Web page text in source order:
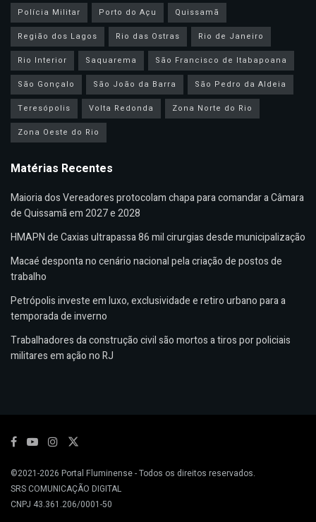
Polícia Militar
Porto do Açu
Quissamã
Região dos Lagos
Rio das Ostras
Rio de Janeiro
Rio Interior
Saquarema
São Francisco de Itabapoana
São Gonçalo
São João da Barra
São Pedro da Aldeia
Teresópolis
Volta Redonda
Zona Norte do Rio
Zona Oeste do Rio
Matérias Recentes
Maioria dos Vereadores protocolam chapa para comandar a Câmara
de Quissamã em 2027 e 2028
HMAPN de Caxias ultrapassa 86 mil cirurgias desde municipalização
Macaé desponta no cenário nacional pela criação de postos de
trabalho
Petrópolis investe em luxo, exclusividade e retiro urbano para a
temporada de inverno
Trabalhadores da construção civil são mortos a tiros por policiais
militares em ação no RJ
©2021-2026 Portal Fluminense- Todos os direitos reservados.
SRS COMUNICAÇÃO DIGITAL
CNPJ 43.361.206/0001-50